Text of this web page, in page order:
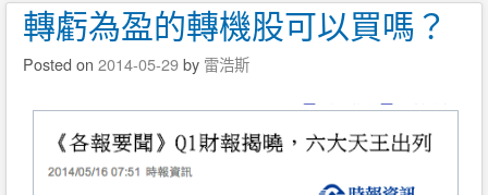
轉虧為盈的轉機股可以買嗎？
Posted on 2014-05-29by 雷浩斯